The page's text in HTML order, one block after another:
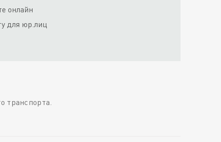
онлайн
для юр.лиц
транспорта.